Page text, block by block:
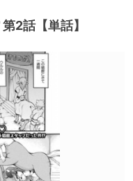
2話【単話】